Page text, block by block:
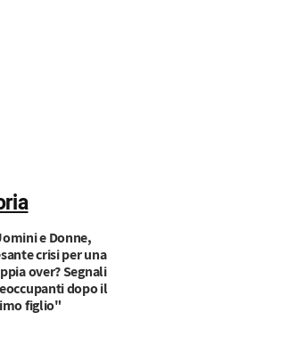
Maria De Filippi
e Donne,
crisi per una
over? Segnali
dopo il
figlio"